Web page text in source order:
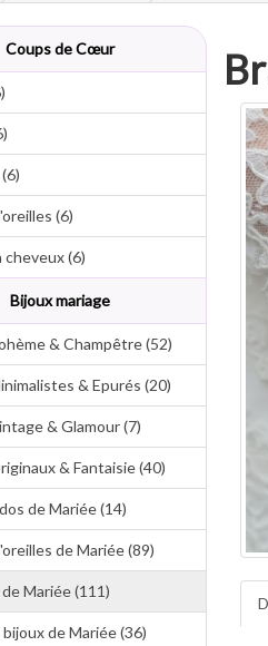
Coups de Cœur
(6)
(6)
Bijoux mariage
& Champêtre (52)
& Epurés (20)
& Glamour (7)
& Fantaisie (40)
de Mariée (14)
de Mariée (89)
Mariée (111)
de Mariée (36)